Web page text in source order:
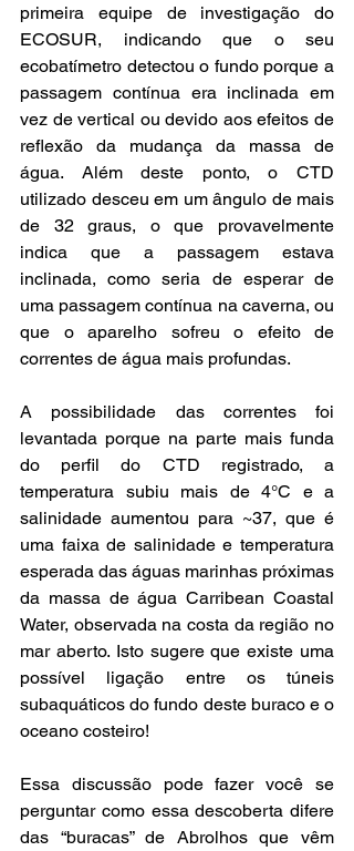
primeira equipe de investigação do
ECOSUR, indicando que o seu
ecobatímetro detectou o fundo porque a
passagem contínua era inclinada em
vez de vertical ou devido aos efeitos de
reflexão da mudança da massa de
água. Além deste ponto, o CTD
utilizado desceu em um ângulo de mais
de 32 graus, o que provavelmente
indica que a passagem estava
inclinada, como seria de esperar de
uma passagem contínua na caverna, ou
que o aparelho sofreu o efeito de
correntes de água mais profundas.
A possibilidade das correntes foi
levantada porque na parte mais funda
do perfil do CTD registrado, a
temperatura subiu mais de 4°C e a
salinidade aumentou para ~37, que é
uma faixa de salinidade e temperatura
esperada das águas marinhas próximas
da massa de água Carribean Coastal
Water, observada na costa da região no
mar aberto. Isto sugere que existe uma
possível ligação entre os túneis
subaquáticos do fundo deste buraco e o
oceano costeiro!
Essa discussão pode fazer você se
perguntar como essa descoberta difere
das “buracas” de Abrolhos que vêm